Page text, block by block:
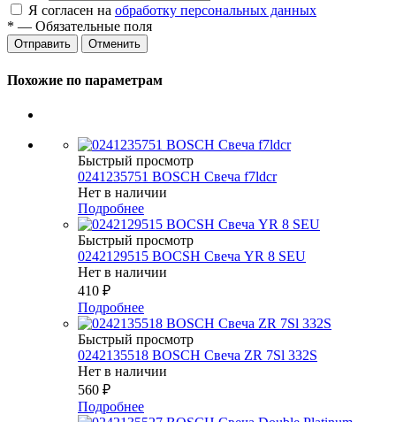
Я согласен на обработку персональных данных
* — Обязательные поля
Отменить
Похожие по параметрам
Быстрый просмотр
0241235751 BOSCH Свеча f7ldcr
Нет в наличии
Подробнее
Быстрый просмотр
0242129515 BOCSH Свеча YR 8 SEU
Нет в наличии
410 ₽
Подробнее
Быстрый просмотр
0242135518 BOSCH Свеча ZR 7Sl 332S
Нет в наличии
560 ₽
Подробнее